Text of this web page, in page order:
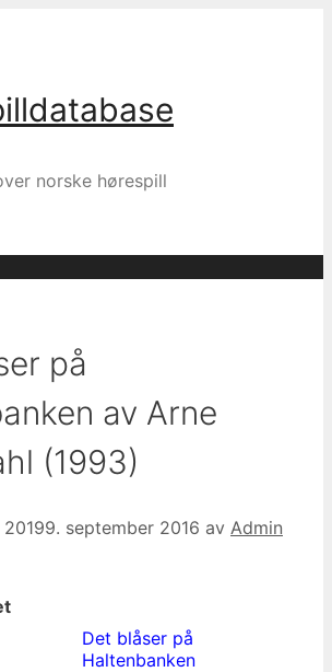
norske hørespill
på
av Arne
(1993)
9. september 2016 av Admin
Det blåser på
Haltenbanken